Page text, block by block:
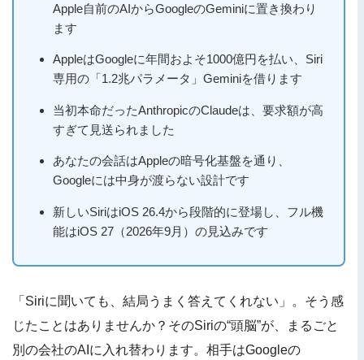
Apple自前のAIからGoogleのGeminiに置き換わり
ます
AppleはGoogleに年間およそ1000億円を払い、Siri
専用の「1.2兆パラメータ」Geminiを借ります
当初本命だったAnthropicのClaudeは、要求額が高
すぎて見送られました
あなたの会話はAppleの暗号化基盤を通り、
Googleには中身が渡らない設計です
新しいSiriはiOS 26.4から段階的に登場し、フル機
能はiOS 27（2026年9月）の見込みです
「Siriに聞いても、結局うまく答えてくれない」。そう感
じたことはありませんか？そのSiriの“頭脳”が、まるごと
別の会社のAIに入れ替わります。相手はGoogleの